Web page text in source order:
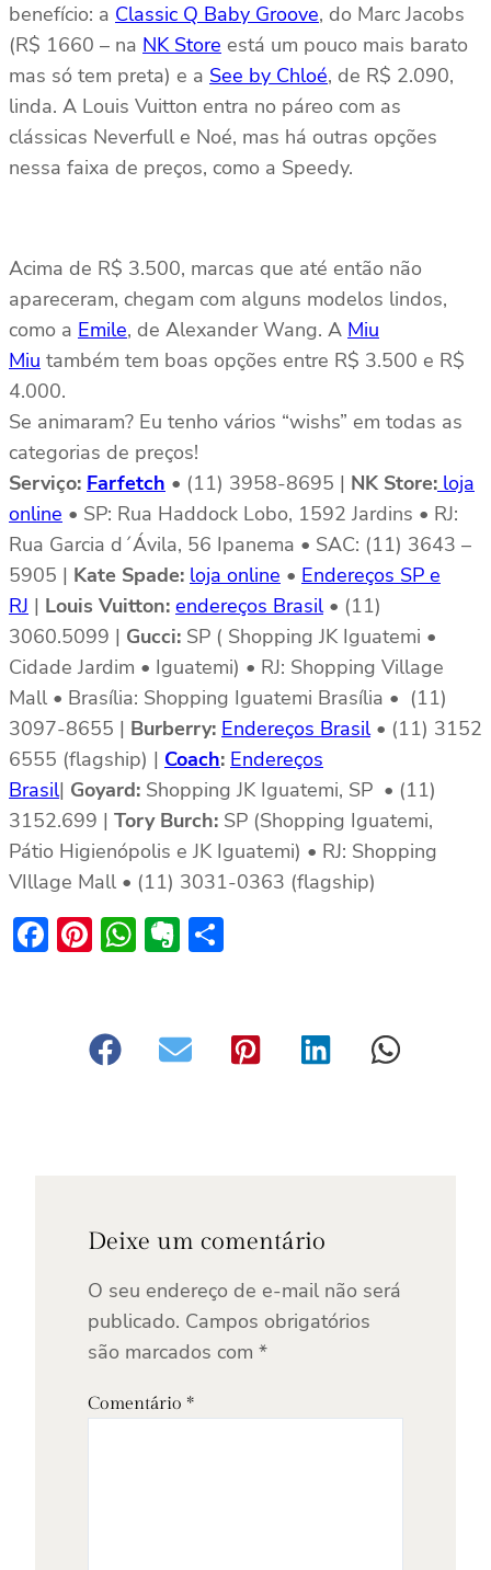
benefício: a Classic Q Baby Groove, do Marc Jacobs
(R$ 1660 – na NK Store está um pouco mais barato
mas só tem preta) e a See by Chloé, de R$ 2.090,
linda. A Louis Vuitton entra no páreo com as
clássicas Neverfull e Noé, mas há outras opções
nessa faixa de preços, como a Speedy.
Acima de R$ 3.500, marcas que até então não
apareceram, chegam com alguns modelos lindos,
como a Emile, de Alexander Wang. A Miu
Miu também tem boas opções entre R$ 3.500 e R$
4.000.
Se animaram? Eu tenho vários “wishs” em todas as
categorias de preços!
Serviço: Farfetch • (11) 3958-8695 | NK Store: loja
online • SP: Rua Haddock Lobo, 1592 Jardins • RJ:
Rua Garcia d´Ávila, 56 Ipanema • SAC: (11) 3643 –
5905 | Kate Spade: loja online • Endereços SP e
RJ | Louis Vuitton: endereços Brasil• (11)
3060.5099 | Gucci: SP ( Shopping JK Iguatemi •
Cidade Jardim • Iguatemi) • RJ: Shopping Village
Mall • Brasília: Shopping Iguatemi Brasília • (11)
3097-8655 | Burberry: Endereços Brasil• (11) 3152
6555 (flagship) | Coach: Endereços
Brasil| Goyard: Shopping JK Iguatemi, SP • (11)
3152.699 | Tory Burch: SP (Shopping Iguatemi,
Pátio Higienópolis e JK Iguatemi) • RJ: Shopping
VIllage Mall • (11) 3031-0363 (flagship)
Facebook
Pinterest
WhatsApp
Evernote
Deixe um comentário
O seu endereço de e-mail não será
publicado. Campos obrigatórios
são marcados com *
Comentário *